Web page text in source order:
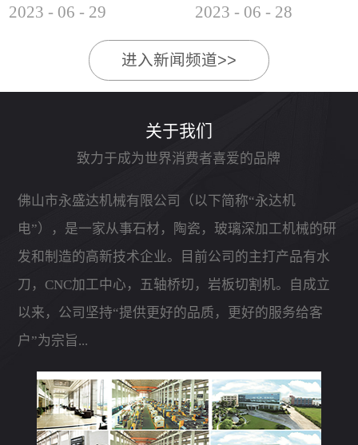
2023 - 06 - 29
工石材
2023 - 06 - 28
进入新闻频道>>
关于我们
致力于成为世界消费者喜爱的品牌
佛山市永盛达机械有限公司（以下简称“永达机
电”），是一家从事石材，陶瓷，玻璃深加工机械的研
发和制造的高新技术企业。目前公司的主打产品有水
刀，CNC加工中心，五轴桥切，岩板切割机。自成立
以来，公司坚持“提供更好的品质，更好的服务给客
户”为宗旨...